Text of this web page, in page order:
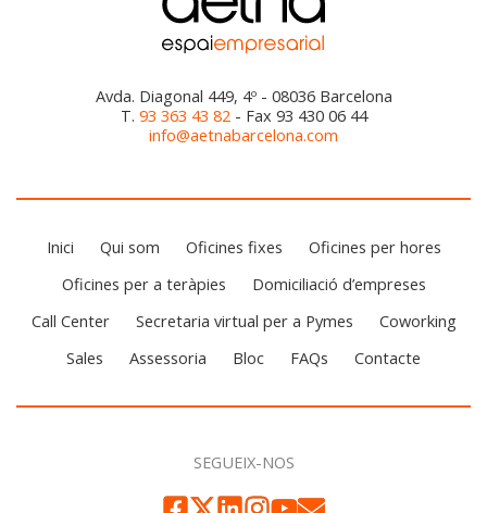
Avda. Diagonal 449, 4º - 08036 Barcelona
T. 93 363 43 82 - Fax 93 430 06 44
info@aetnabarcelona.com
Inici Qui som Oficines fixes
Oficines per hores
Oficines per a teràpies
Domiciliació d’empreses
Call Center
Secretaria virtual per a Pymes
Coworking
Sales
Assessoria Bloc FAQs Contacte
SEGUEIX-NOS